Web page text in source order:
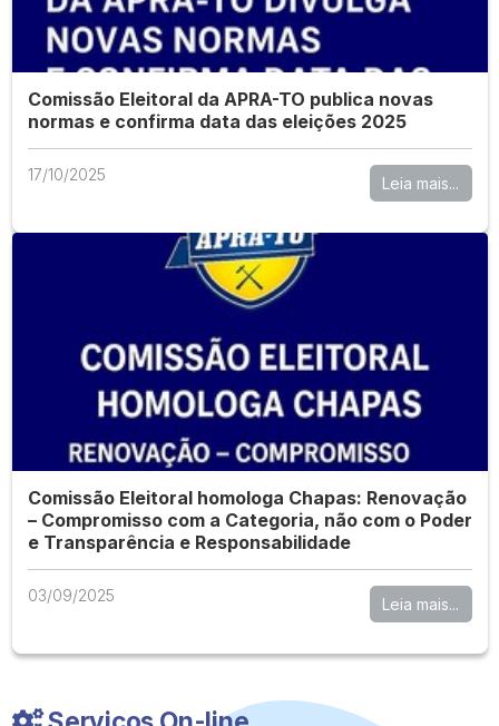
Comissão Eleitoral da APRA-TO publica novas
normas e confirma data das eleições 2025
17/10/2025 Leia mais...
Comissão Eleitoral homologa Chapas: Renovação
– Compromisso com a Categoria, não com o Poder
e Transparência e Responsabilidade
03/09/2025 Leia mais...